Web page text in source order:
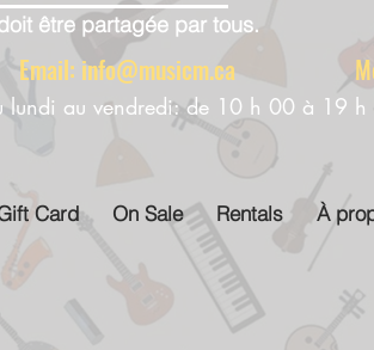
être partagée par tous.
Email: info@musicm.ca More
lundi au vendredi: de 10 h 00 à
Card On Sale Rentals À